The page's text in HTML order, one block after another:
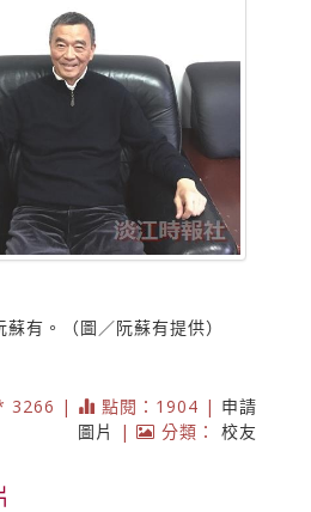
有。（圖／阮蘇有提供）
3266 | 點閱：1904 | 申請
圖片
| 分類： 校友